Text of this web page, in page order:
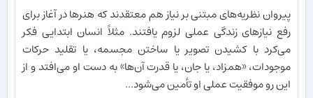
پیروان نظریه‌های مبتنی بر نیاز هم معتقدند که هنرها در آغاز برای
رفع نیازهای زندگی عملی لزوم یافتند. مثلاً انسان ابتدایی فکر
می‌کرد با کشیدن تصویر یا ساختن مجسمه، یا تقلید حرکات
موجودات، «همزاد، یا جان، یا قدرت آن‌ها» به دست او می‌افتد و از
این رو موفقیت عملی او تأمین می‌شود...